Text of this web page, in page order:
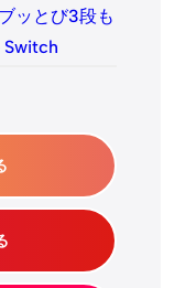
ッとび3段も
Switch